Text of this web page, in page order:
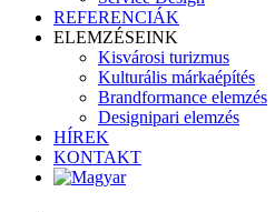
REFERENCIÁK
ELEMZÉSEINK
Kisvárosi turizmus
Kulturális márkaépítés
Brandformance elemzés
Designipari elemzés
HÍREK
KONTAKT